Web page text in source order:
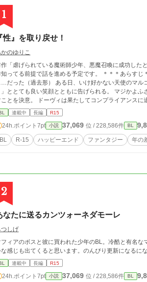
1
性』を取り戻せ！
のゆりこ
「虐げられている魔術師少年、悪魔召喚に成功した
る前提で話を進める予定です。 ＊＊＊あらすじ＊＊＊ インキュバスである悪魔のドーヴィ、その二つ名は『愛と性の悪魔』
去形） ある日、いけ好かない天使のマルコから「おめでとうございます、二つ名が『愛と子守の悪魔』になりました
ても良い笑顔とともに告げられる。 マジかよふざけんなクソが！とキレたドーヴィは、現契約主のグレン（16歳）に手を出
ヴィは果たしてコンプライアンスに違反しない程度にグレンとエッチな事ができるのか！？ ＊＊＊概要＊＊＊ 悪
ドーヴィが無垢なグレン少年の体にエッチな事を教
本、二人のイチャラブ日常をだらだら書く感じです （スケベ度が低くてもここはR15だから泣かない） ・全編コ
ィですエロコメです （たまに筆が滑ったらなんか大変なことになるかもしれない
まり （R18指摘くらったら大人しくR18いきます） ・道中何があろうと絶対にハピエンになります ・リバ、相手違い、三
どなしCP完全左右固定（ドーヴィ×グレン固定） （モブセクハラ風味はあるか
連載中 長編 R15
24h.ポイント 7pt 小説 37,069 位 / 228,586件 BL
BL R-15 ハッピーエンド ファンタジー 年の
2
なたに送るカンツォーネダモーレ
しげ
ィアのボスと彼に買われた少年のBL。冷酷と有名なマフ
感じも出てくると思います。のんびり更新になるにな
連載中 長編 R15
24h.ポイント 7pt 小説 37,069 位 / 228,586件 BL